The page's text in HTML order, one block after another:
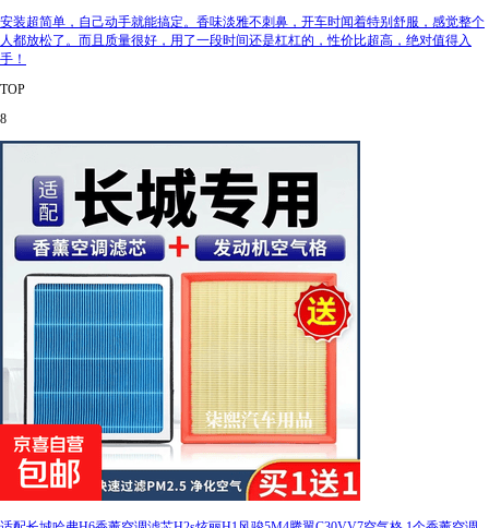
安装超简单，自己动手就能搞定。香味淡雅不刺鼻，开车时闻着特别舒服，感觉整个
人都放松了。而且质量很好，用了一段时间还是杠杠的，性价比超高，绝对值得入
手！
TOP
8